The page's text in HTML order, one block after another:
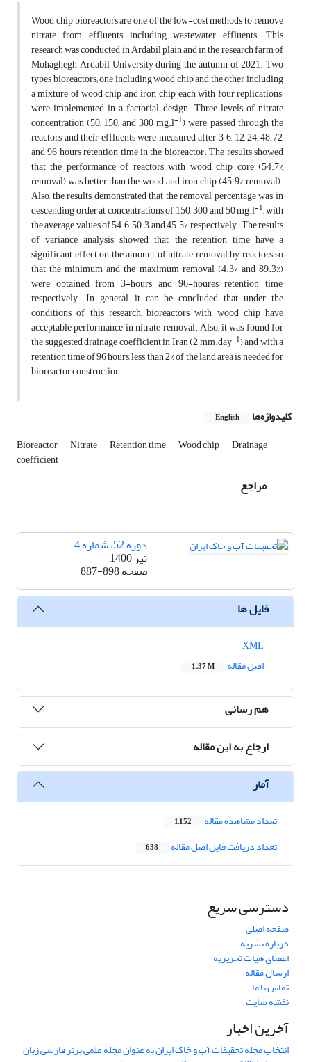
Wood chip bioreactors are one of the low-cost methods to remove
nitrate from effluents, including wastewater effluents. This
research was conducted in Ardabil plain and in the research farm of
Mohaghegh Ardabil University during the autumn of 2021. Two
types bioreactors; one including wood chip and the other including
a mixture of wood chip and iron chip, each with four replications
were implemented in a factorial design. Three levels of nitrate
concentration (50, 150, and 300 mg.l-1) were passed through the
reactors and their effluents were measured after 3, 6, 12, 24, 48, 72,
and 96 hours retention time in the bioreactor. The results showed
that the performance of reactors with wood chip core (54.7%
removal) was better than the wood and iron chip (45.9% removal).
Also, the results demonstrated that the removal percentage was in
descending order at concentrations of 150, 300, and 50 mg.l-1, with
the average values of 54.6, 50.3, and 45.5%, respectively. The results
of variance analysis showed that the retention time have a
significant effect on the amount of nitrate removal by reactors so
that the minimum and the maximum removal (4.3% and 89.3%)
were obtained from 3-hours and 96-houres retention time,
respectively. In general, it can be concluded that under the
conditions of this research, bioreactors with wood chip have
acceptable performance in nitrate removal. Also, it was found for
the suggested drainage coefficient in Iran (2 mm.day-1) and with a
retention time of 96 hours, less than 2% of the land area is needed for
bioreactor construction.
کلیدواژه‌ها English
Bioreactor Nitrate Retention time Wood chip Drainage
coefficient
مراجع
دوره 52، شماره 4
تیر 1400
صفحه887-898
فایل ها
اصل مقاله
1.37 M
هم رسانی
ارجاع به این مقاله
آمار
تعداد مشاهده مقاله 1,152
تعداد دریافت فایل اصل مقاله 638
دسترسی سریع
صفحه اصلی
درباره نشریه
اعضای هیات تحریریه
ارسال مقاله
تماس با ما
نقشه سایت
آخرین اخبار
انتخاب مجله تحقیقات آب و خاک ایران به عنوان مجله علمی برتر فارسی زبان